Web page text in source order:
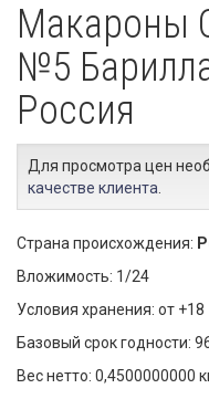
Макароны
№5
Россия
Для просмотра цен
качестве клиента
Страна происхождения:
Вложимость: 1/24
Условия хранения: от +18
Базовый срок годности:
Вес нетто: 0,4500000000